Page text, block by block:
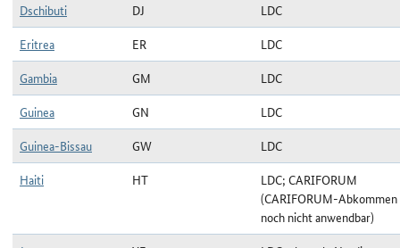
Dschibuti DJ
LDC
Eritrea
ER
LDC
Gambia
GM
LDC
Guinea
GN
LDC
Guinea-Bissau
GW
LDC
Haiti
HT
LDC; CARIFORUM
(CARIFORUM-Abkommen
noch nicht anwendbar)